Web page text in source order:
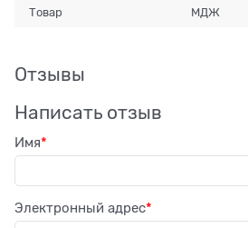
Товар МДЖ
Отзывы
Написать отзыв
Имя
Электронный адрес